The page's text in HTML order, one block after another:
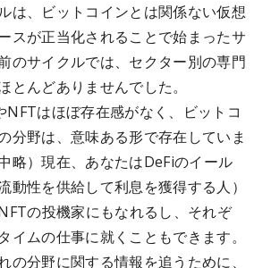
は、ビットコインとは関係ない仮想
スが正当化されることで始まったサ
のサイクルでは、セクター別の専門
とんどありませんでした。
はほぼ存在感がなく、ビットコ
分野は、意味ある形で存在していま
略）現在、あなたはDeFiのイール
動性を供給して利息を獲得する人）
の投機家にもなれるし、それぞ
イムの仕事に就くこともできます。
の分野に関する情報を追うために、